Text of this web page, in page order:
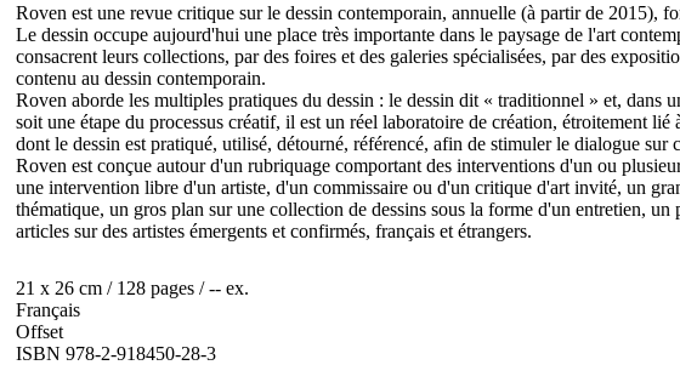
Roven est une revue critique sur le dessin contemporain, annuelle (à partir de 2015),
Le dessin occupe aujourd'hui une place très importante dans le paysage de l'art
consacrent leurs collections, par des foires et des galeries spécialisées, par des
contenu au dessin contemporain.
Roven aborde les multiples pratiques du dessin : le dessin dit « traditionnel » et, dans
soit une étape du processus créatif, il est un réel laboratoire de création, étroitement
dont le dessin est pratiqué, utilisé, détourné, référencé, afin de stimuler le dialogue sur
Roven est conçue autour d'un rubriquage comportant des interventions d'un ou
une intervention libre d'un artiste, d'un commissaire ou d'un critique d'art invité, un
thématique, un gros plan sur une collection de dessins sous la forme d'un entretien,
articles sur des artistes émergents et confirmés, français et étrangers.
21 x 26 cm / 128 pages / -- ex.
Français
Offset
ISBN 978-2-918450-28-3